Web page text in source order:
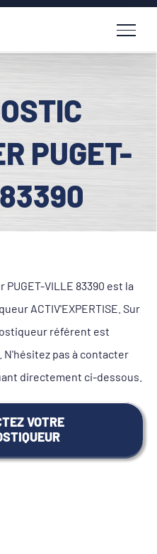
PUGET-
VILLE 83390 est la
ACTIV'EXPERTISE. Sur
référent est
N'hésitez pas à contacter
directement ci-dessous.
VOTRE